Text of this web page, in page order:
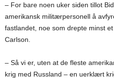
– For bare noen uker siden tillot
amerikansk militærpersonell å
fastlandet, noe som drepte minst
Carlson.
– Så vi er, uten at de fleste
krig med Russland – en uerklært